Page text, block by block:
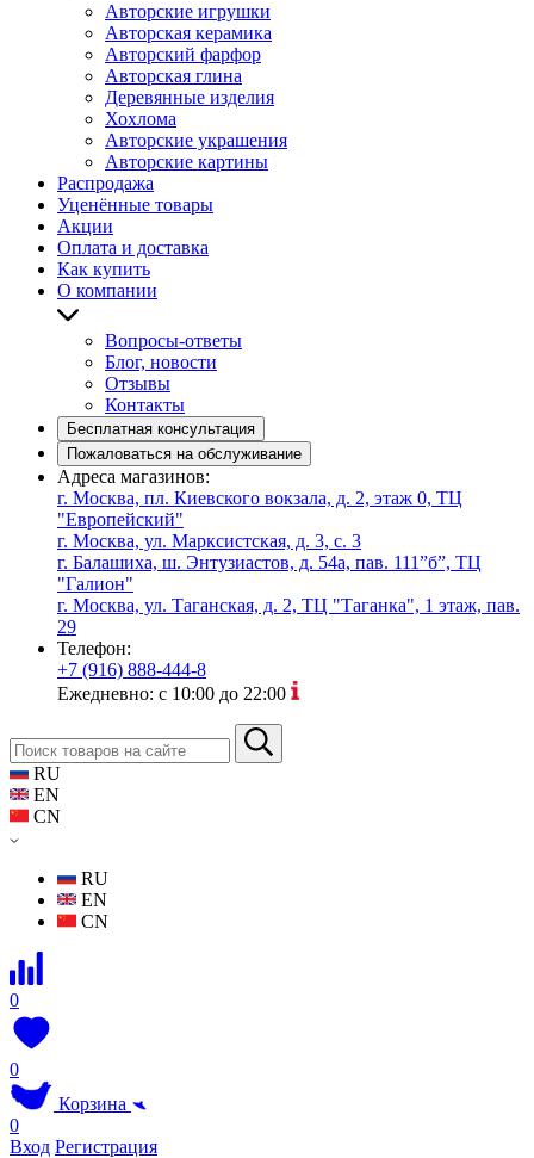
Авторские игрушки
Авторская керамика
Авторский фарфор
Авторская глина
Деревянные изделия
Хохлома
Авторские украшения
Авторские картины
Распродажа
Уценённые товары
Акции
Оплата и доставка
Как купить
О компании
Вопросы-ответы
Блог, новости
Отзывы
Контакты
Бесплатная консультация
Пожаловаться на обслуживание
Адреса магазинов:
г. Москва, пл. Киевского вокзала, д. 2, этаж 0, ТЦ
"Европейский"
г. Москва, ул. Марксистская, д. 3, с. 3
г. Балашиха, ш. Энтузиастов, д. 54а, пав. 111”б”, ТЦ
"Галион"
г. Москва, ул. Таганская, д. 2, ТЦ "Таганка", 1 этаж, пав.
29
Телефон:
+7 (916) 888-444-8
Ежедневно: с 10:00 до 22:00
RU
EN
CN
RU
EN
CN
0
0
Корзина
0
Вход Регистрация